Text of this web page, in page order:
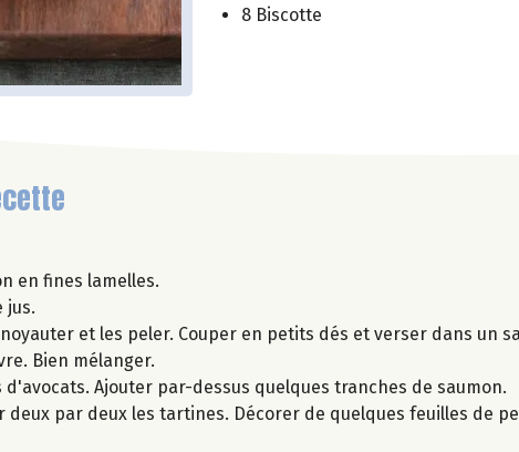
8 Biscotte
en fines lamelles.
jus.
et les peler. Couper en petits dés et verser dans un
Bien mélanger.
Ajouter par-dessus quelques tranches de saumon.
deux par deux les tartines. Décorer de quelques feuilles de